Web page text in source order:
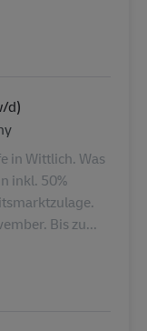
(m/w/d)
d)
in Wittlich. Was
inkl. 50%
Bis zu...
(m/w/d)